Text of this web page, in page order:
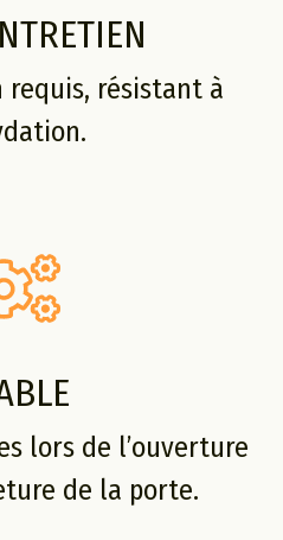
résistant à
lors de l’ouverture
de la porte.